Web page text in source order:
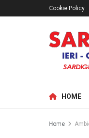
Cookie Policy
HOME
Home